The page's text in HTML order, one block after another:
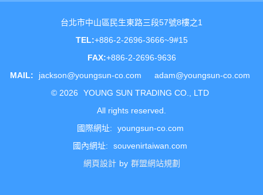
台北市中山區民生東路三段57號8樓之1
TEL:+886-2-2696-3666~9#15
FAX:+886-2-2696-9636
MAIL:
jackson@youngsun-co.com
adam@youngsun-co.com
© 2026
YOUNG SUN TRADING CO., LTD
All rights reserved.
國際網址:
youngsun-co.com
國內網址:
souvenirtaiwan.com
網頁設計 by 群盟網站規劃